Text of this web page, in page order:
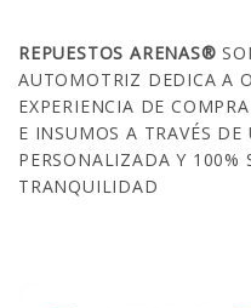
REPUESTOS ARENAS®
AUTOMOTRIZ DEDICA A
EXPERIENCIA DE
E INSUMOS A TRAVÉS
PERSONALIZADA Y 100%
TRANQUILIDAD